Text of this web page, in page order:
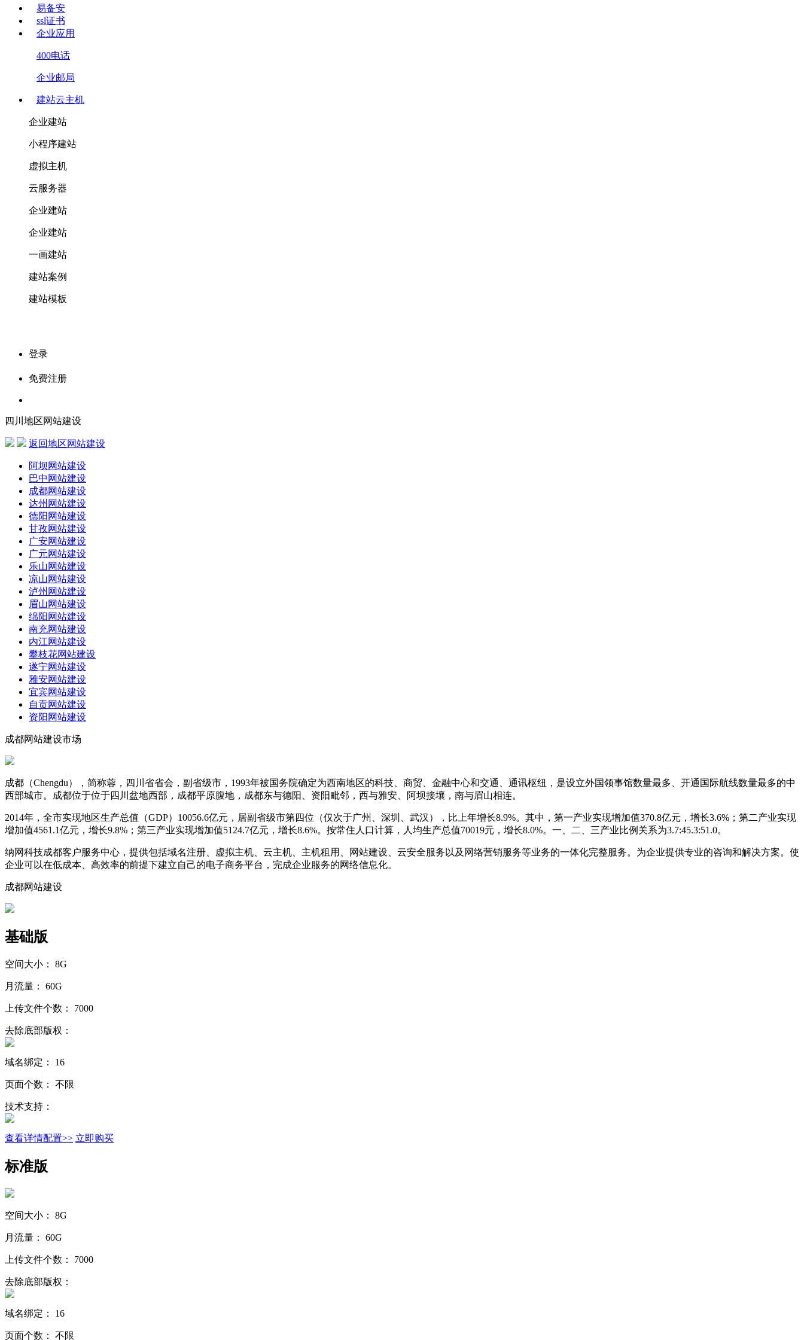
易备安
ssl证书
企业应用
400电话
企业邮局
建站云主机
企业建站
小程序建站
虚拟主机
云服务器
企业建站
企业建站
一画建站
建站案例
建站模板
登录
免费注册
四川地区网站建设
返回地区网站建设
阿坝网站建设
巴中网站建设
成都网站建设
达州网站建设
德阳网站建设
甘孜网站建设
广安网站建设
广元网站建设
乐山网站建设
凉山网站建设
泸州网站建设
眉山网站建设
绵阳网站建设
南充网站建设
内江网站建设
攀枝花网站建设
遂宁网站建设
雅安网站建设
宜宾网站建设
自贡网站建设
资阳网站建设
成都网站建设市场
成都（Chengdu），简称蓉，四川省省会，副省级市，1993年被国务院确定为西南地区的科技、商贸、金融中心和交通、通讯枢纽，是设立外国领事馆数量最多、开通国际航线数量最多的中
西部城市。成都位于位于四川盆地西部，成都平原腹地，成都东与德阳、资阳毗邻，西与雅安、阿坝接壤，南与眉山相连。
2014年，全市实现地区生产总值（GDP）10056.6亿元，居副省级市第四位（仅次于广州、深圳、武汉），比上年增长8.9%。其中，第一产业实现增加值370.8亿元，增长3.6%；第二产业实现
增加值4561.1亿元，增长9.8%；第三产业实现增加值5124.7亿元，增长8.6%。按常住人口计算，人均生产总值70019元，增长8.0%。一、二、三产业比例关系为3.7:45.3:51.0。
纳网科技成都客户服务中心，提供包括域名注册、虚拟主机、云主机、主机租用、网站建设、云安全服务以及网络营销服务等业务的一体化完整服务。为企业提供专业的咨询和解决方案。使
企业可以在低成本、高效率的前提下建立自己的电子商务平台，完成企业服务的网络信息化。
成都网站建设
基础版
空间大小： 8G
月流量： 60G
上传文件个数： 7000
去除底部版权：
域名绑定： 16
页面个数： 不限
技术支持：
查看详情配置>> 立即购买
标准版
空间大小： 8G
月流量： 60G
上传文件个数： 7000
去除底部版权：
域名绑定： 16
页面个数： 不限